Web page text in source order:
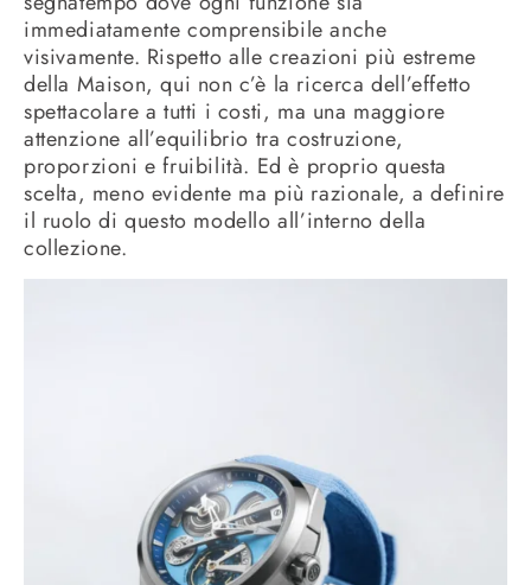
immediatamente comprensibile anche
visivamente. Rispetto alle creazioni più estreme
della Maison, qui non c’è la ricerca dell’effetto
spettacolare a tutti i costi, ma una maggiore
attenzione all’equilibrio tra costruzione,
proporzioni e fruibilità. Ed è proprio questa
scelta, meno evidente ma più razionale, a definire
il ruolo di questo modello all’interno della
collezione.